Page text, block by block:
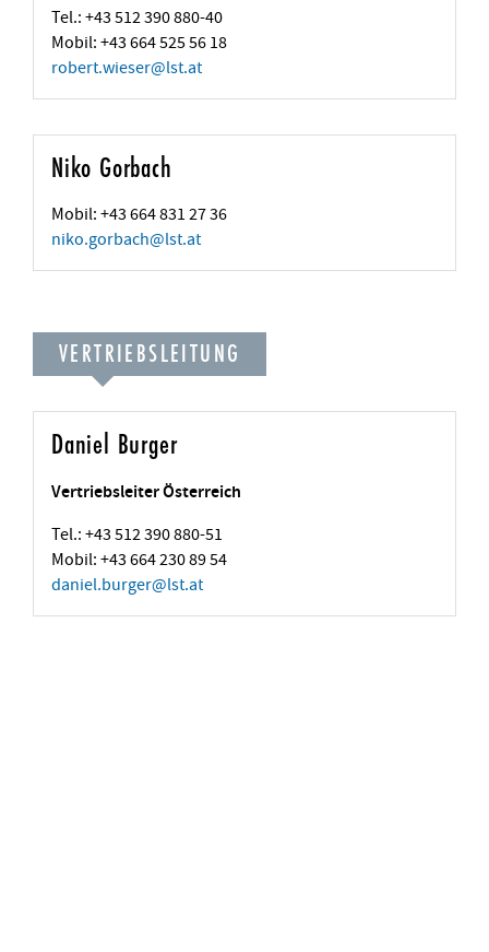
Tel.: +43 512 390 880-40
Mobil: +43 664 525 56 18
robert.wieser@lst.at
Niko Gorbach
Mobil: +43 664 831 27 36
niko.gorbach@lst.at
VERTRIEBSLEITUNG
Daniel Burger
Vertriebsleiter Österreich
Tel.: +43 512 390 880-51
Mobil: +43 664 230 89 54
daniel.burger@lst.at